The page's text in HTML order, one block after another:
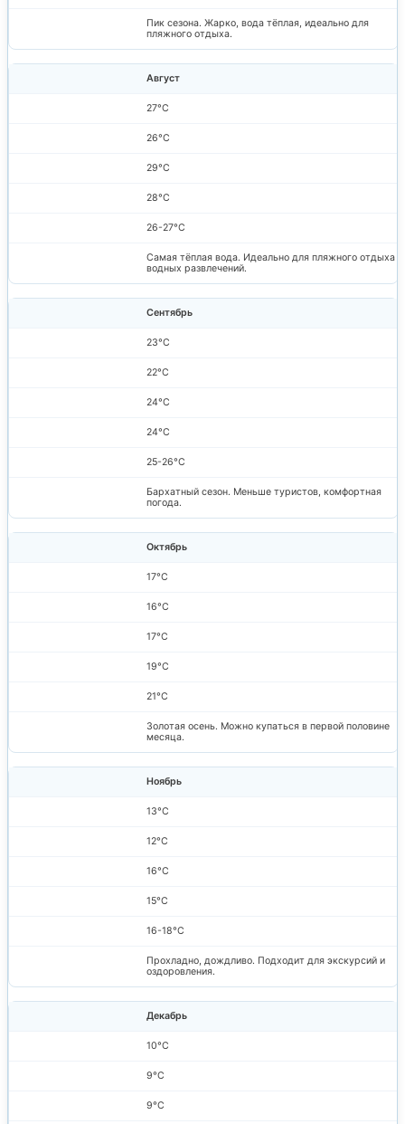
Пик сезона. Жарко, вода тёплая, идеально для
пляжного отдыха.
Август
27°C
26°C
29°C
28°C
26-27°C
Самая тёплая вода. Идеально для пляжного отдыха и
водных развлечений.
Сентябрь
23°C
22°C
24°C
24°C
25-26°C
Бархатный сезон. Меньше туристов, комфортная
погода.
Октябрь
17°C
16°C
17°C
19°C
21°C
Золотая осень. Можно купаться в первой половине
месяца.
Ноябрь
13°C
12°C
16°C
15°C
16-18°C
Прохладно, дождливо. Подходит для экскурсий и
оздоровления.
Декабрь
10°C
9°C
9°C